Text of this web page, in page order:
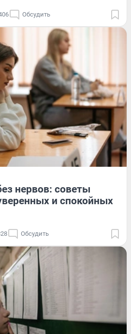
Обсудить
нервов: советы
и спокойных
Обсудить